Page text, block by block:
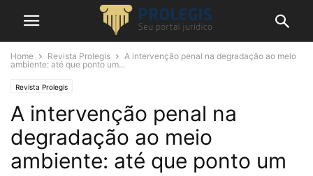
Home Revista Prolegis
A intervenção penal na degradação ao meio
ambiente: até que ponto um...
Revista Prolegis
A intervenção penal na
degradação ao meio
ambiente: até que ponto um